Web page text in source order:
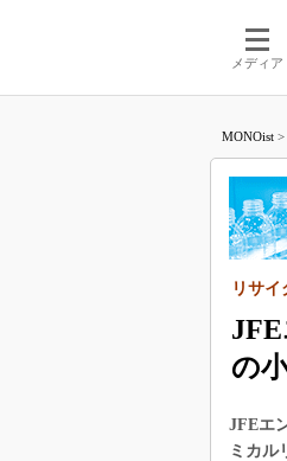
メディア
MONOist >
の
リサイ
JFEエ
ミカル